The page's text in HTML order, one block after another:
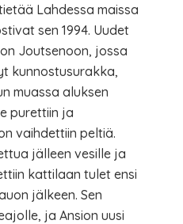
Lahdessa maissa
sen 1994. Uudet
Joutsenoon, jossa
kunnostusurakka,
muassa aluksen
purettiin ja
vaihdettiin peltiä.
jälleen vesille ja
kattilaan tulet ensi
jälkeen. Sen
ja Ansion uusi